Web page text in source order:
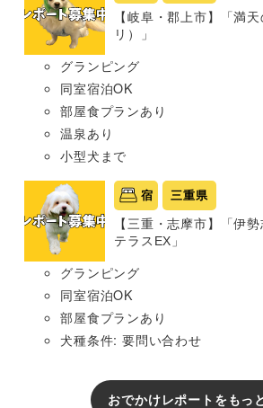
【岐阜・郡上市】「満
リ）」
グランピング
同室宿泊OK
部屋食プランあり
温泉あり
小型犬まで
宿 三重県
【三重・志摩市】「伊
テラスEX」
グランピング
同室宿泊OK
部屋食プランあり
犬種条件: 要問い合わせ
おでかけレポートをもっ